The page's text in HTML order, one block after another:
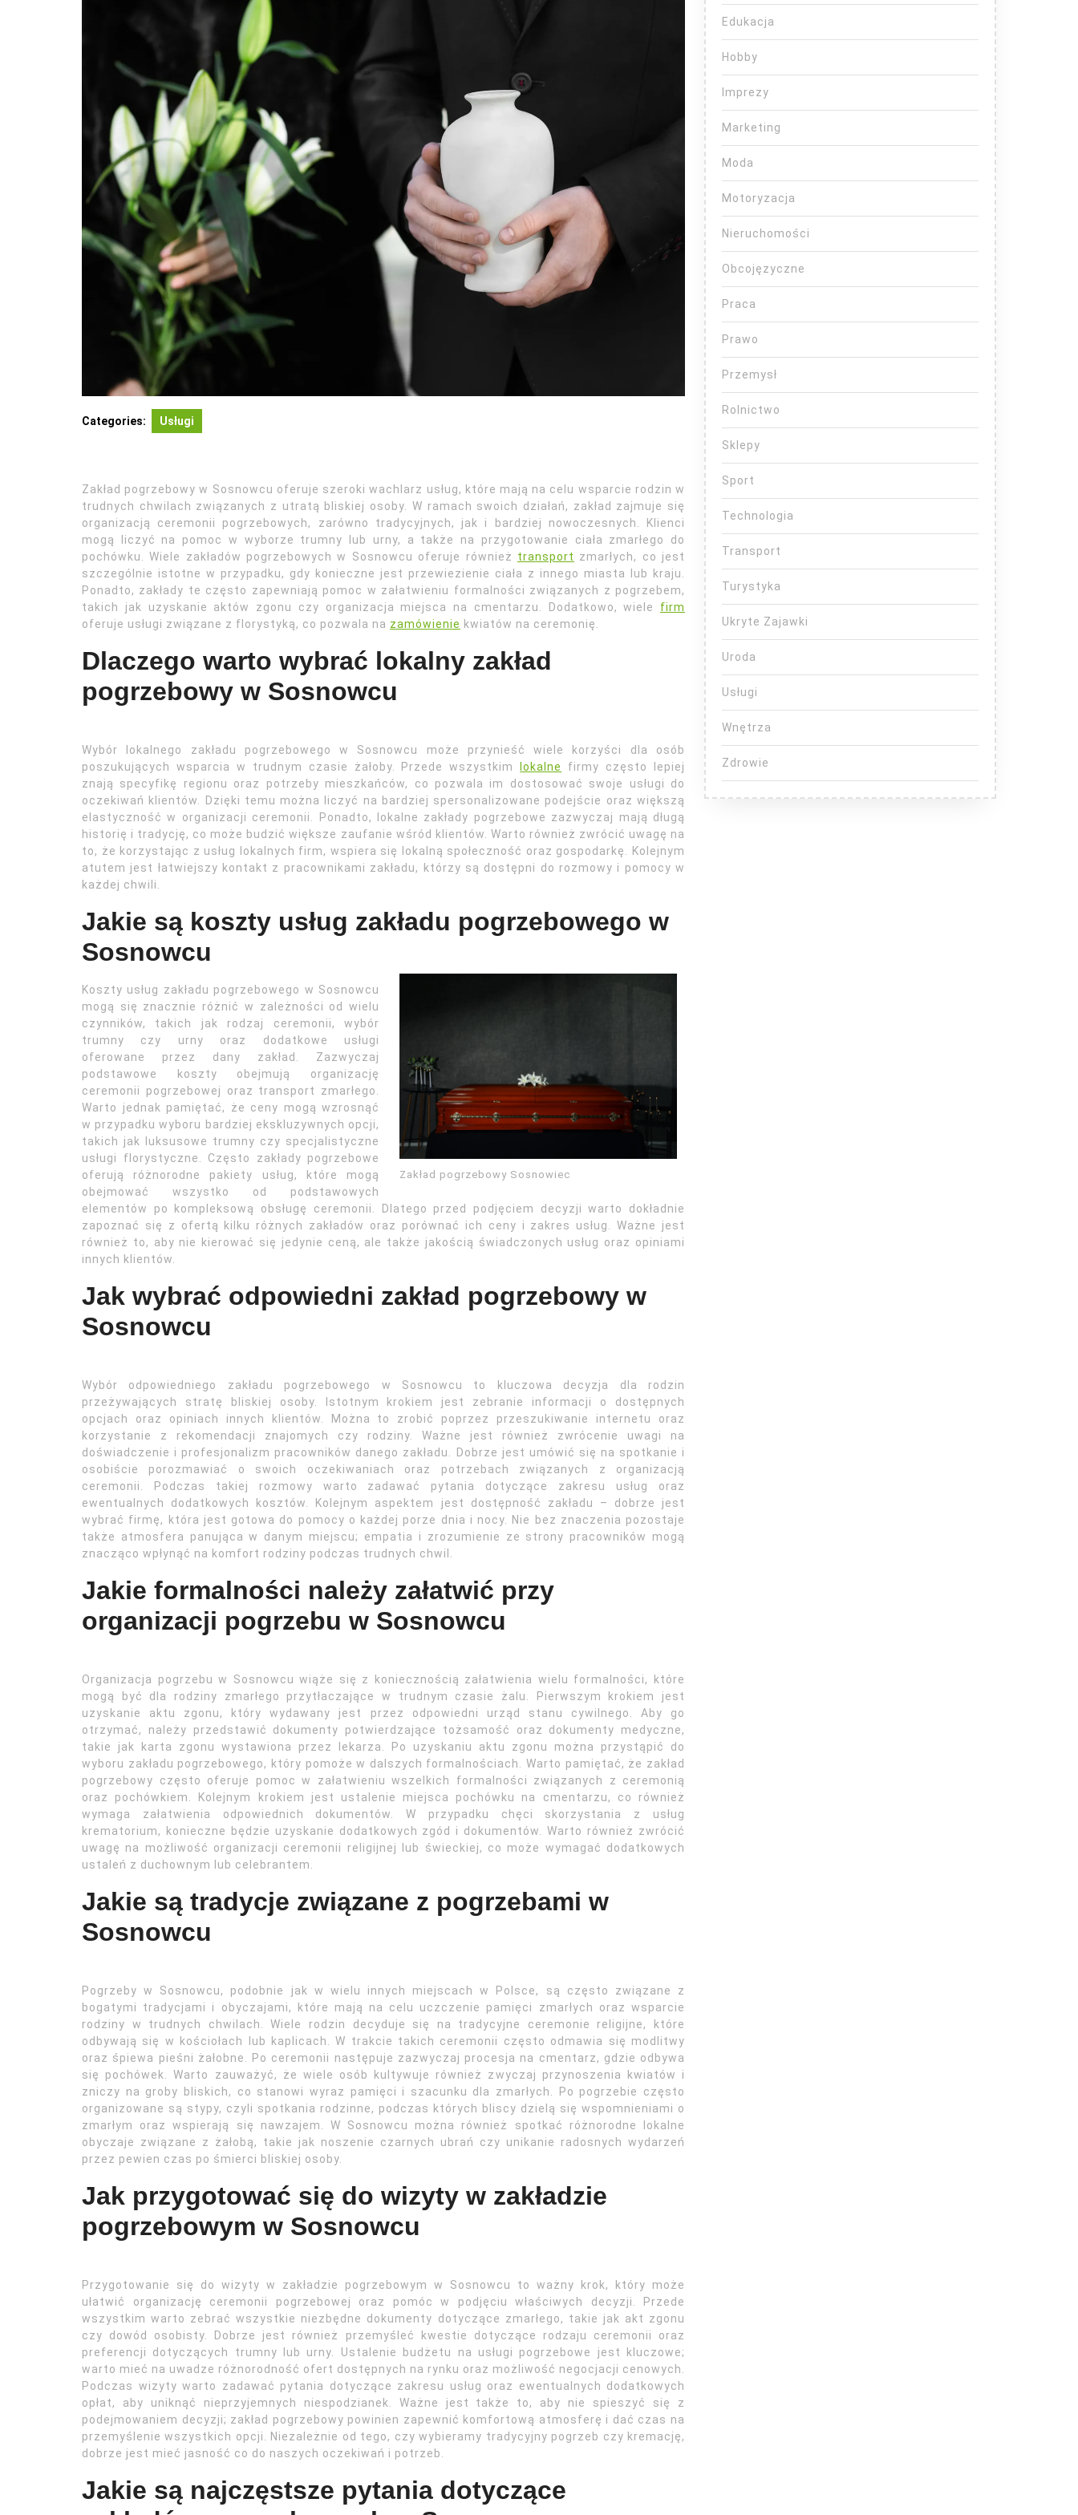
Categories: Usługi
Zakład pogrzebowy w Sosnowcu oferuje szeroki wachlarz usług, które mają na celu wsparcie rodzin w
trudnych chwilach związanych z utratą bliskiej osoby. W ramach swoich działań, zakład zajmuje się
organizacją ceremonii pogrzebowych, zarówno tradycyjnych, jak i bardziej nowoczesnych. Klienci
mogą liczyć na pomoc w wyborze trumny lub urny, a także na przygotowanie ciała zmarłego do
pochówku. Wiele zakładów pogrzebowych w Sosnowcu oferuje również transport zmarłych, co jest
szczególnie istotne w przypadku, gdy konieczne jest przewiezienie ciała z innego miasta lub kraju.
Ponadto, zakłady te często zapewniają pomoc w załatwieniu formalności związanych z pogrzebem,
takich jak uzyskanie aktów zgonu czy organizacja miejsca na cmentarzu. Dodatkowo, wiele firm
oferuje usługi związane z florystyką, co pozwala na zamówienie kwiatów na ceremonię.
Dlaczego warto wybrać lokalny zakład
pogrzebowy w Sosnowcu
Wybór lokalnego zakładu pogrzebowego w Sosnowcu może przynieść wiele korzyści dla osób
poszukujących wsparcia w trudnym czasie żałoby. Przede wszystkim
lokalne
firmy często lepiej
znają specyfikę regionu oraz potrzeby mieszkańców, co pozwala im dostosować swoje usługi do
oczekiwań klientów. Dzięki temu można liczyć na bardziej spersonalizowane podejście oraz większą
elastyczność w organizacji ceremonii. Ponadto, lokalne zakłady pogrzebowe zazwyczaj mają długą
historię i tradycję, co może budzić większe zaufanie wśród klientów. Warto również zwrócić uwagę na
to, że korzystając z usług lokalnych firm, wspiera się lokalną społeczność oraz gospodarkę. Kolejnym
atutem jest łatwiejszy kontakt z pracownikami zakładu, którzy są dostępni do rozmowy i pomocy w
każdej chwili.
Jakie są koszty usług zakładu pogrzebowego w
Sosnowcu
Zakład pogrzebowy Sosnowiec
Koszty usług zakładu pogrzebowego w Sosnowcu
mogą się znacznie różnić w zależności od wielu
czynników, takich jak rodzaj ceremonii, wybór
trumny czy urny oraz dodatkowe usługi
oferowane przez dany zakład. Zazwyczaj
podstawowe koszty obejmują organizację
ceremonii pogrzebowej oraz transport zmarłego.
Warto jednak pamiętać, że ceny mogą wzrosnąć
w przypadku wyboru bardziej ekskluzywnych opcji,
takich jak luksusowe trumny czy specjalistyczne
usługi florystyczne. Często zakłady pogrzebowe
oferują różnorodne pakiety usług, które mogą
obejmować wszystko od podstawowych
elementów po kompleksową obsługę ceremonii. Dlatego przed podjęciem decyzji warto dokładnie
zapoznać się z ofertą kilku różnych zakładów oraz porównać ich ceny i zakres usług. Ważne jest
również to, aby nie kierować się jedynie ceną, ale także jakością świadczonych usług oraz opiniami
innych klientów.
Jak wybrać odpowiedni zakład pogrzebowy w
Sosnowcu
Wybór odpowiedniego zakładu pogrzebowego w Sosnowcu to kluczowa decyzja dla rodzin
przeżywających stratę bliskiej osoby. Istotnym krokiem jest zebranie informacji o dostępnych
opcjach oraz opiniach innych klientów. Można to zrobić poprzez przeszukiwanie internetu oraz
korzystanie z rekomendacji znajomych czy rodziny. Ważne jest również zwrócenie uwagi na
doświadczenie i profesjonalizm pracowników danego zakładu. Dobrze jest umówić się na spotkanie i
osobiście porozmawiać o swoich oczekiwaniach oraz potrzebach związanych z organizacją
ceremonii. Podczas takiej rozmowy warto zadawać pytania dotyczące zakresu usług oraz
ewentualnych dodatkowych kosztów. Kolejnym aspektem jest dostępność zakładu – dobrze jest
wybrać firmę, która jest gotowa do pomocy o każdej porze dnia i nocy. Nie bez znaczenia pozostaje
także atmosfera panująca w danym miejscu; empatia i zrozumienie ze strony pracowników mogą
znacząco wpłynąć na komfort rodziny podczas trudnych chwil.
Jakie formalności należy załatwić przy
organizacji pogrzebu w Sosnowcu
Organizacja pogrzebu w Sosnowcu wiąże się z koniecznością załatwienia wielu formalności, które
mogą być dla rodziny zmarłego przytłaczające w trudnym czasie żalu. Pierwszym krokiem jest
uzyskanie aktu zgonu, który wydawany jest przez odpowiedni urząd stanu cywilnego. Aby go
otrzymać, należy przedstawić dokumenty potwierdzające tożsamość oraz dokumenty medyczne,
takie jak karta zgonu wystawiona przez lekarza. Po uzyskaniu aktu zgonu można przystąpić do
wyboru zakładu pogrzebowego, który pomoże w dalszych formalnościach. Warto pamiętać, że zakład
pogrzebowy często oferuje pomoc w załatwieniu wszelkich formalności związanych z ceremonią
oraz pochówkiem. Kolejnym krokiem jest ustalenie miejsca pochówku na cmentarzu, co również
wymaga załatwienia odpowiednich dokumentów. W przypadku chęci skorzystania z usług
krematorium, konieczne będzie uzyskanie dodatkowych zgód i dokumentów. Warto również zwrócić
uwagę na możliwość organizacji ceremonii religijnej lub świeckiej, co może wymagać dodatkowych
ustaleń z duchownym lub celebrantem.
Jakie są tradycje związane z pogrzebami w
Sosnowcu
Pogrzeby w Sosnowcu, podobnie jak w wielu innych miejscach w Polsce, są często związane z
bogatymi tradycjami i obyczajami, które mają na celu uczczenie pamięci zmarłych oraz wsparcie
rodziny w trudnych chwilach. Wiele rodzin decyduje się na tradycyjne ceremonie religijne, które
odbywają się w kościołach lub kaplicach. W trakcie takich ceremonii często odmawia się modlitwy
oraz śpiewa pieśni żałobne. Po ceremonii następuje zazwyczaj procesja na cmentarz, gdzie odbywa
się pochówek. Warto zauważyć, że wiele osób kultywuje również zwyczaj przynoszenia kwiatów i
zniczy na groby bliskich, co stanowi wyraz pamięci i szacunku dla zmarłych. Po pogrzebie często
organizowane są stypy, czyli spotkania rodzinne, podczas których bliscy dzielą się wspomnieniami o
zmarłym oraz wspierają się nawzajem. W Sosnowcu można również spotkać różnorodne lokalne
obyczaje związane z żałobą, takie jak noszenie czarnych ubrań czy unikanie radosnych wydarzeń
przez pewien czas po śmierci bliskiej osoby.
Jak przygotować się do wizyty w zakładzie
pogrzebowym w Sosnowcu
Przygotowanie się do wizyty w zakładzie pogrzebowym w Sosnowcu to ważny krok, który może
ułatwić organizację ceremonii pogrzebowej oraz pomóc w podjęciu właściwych decyzji. Przede
wszystkim warto zebrać wszystkie niezbędne dokumenty dotyczące zmarłego, takie jak akt zgonu
czy dowód osobisty. Dobrze jest również przemyśleć kwestie dotyczące rodzaju ceremonii oraz
preferencji dotyczących trumny lub urny. Ustalenie budżetu na usługi pogrzebowe jest kluczowe;
warto mieć na uwadze różnorodność ofert dostępnych na rynku oraz możliwość negocjacji cenowych.
Podczas wizyty warto zadawać pytania dotyczące zakresu usług oraz ewentualnych dodatkowych
opłat, aby uniknąć nieprzyjemnych niespodzianek. Ważne jest także to, aby nie spieszyć się z
podejmowaniem decyzji; zakład pogrzebowy powinien zapewnić komfortową atmosferę i dać czas na
przemyślenie wszystkich opcji. Niezależnie od tego, czy wybieramy tradycyjny pogrzeb czy kremację,
dobrze jest mieć jasność co do naszych oczekiwań i potrzeb.
Jakie są najczęstsze pytania dotyczące
Edukacja
Hobby
Imprezy
Marketing
Moda
Motoryzacja
Nieruchomości
Obcojęzyczne
Praca
Prawo
Przemysł
Rolnictwo
Sklepy
Sport
Technologia
Transport
Turystyka
Ukryte Zajawki
Uroda
Usługi
Wnętrza
Zdrowie